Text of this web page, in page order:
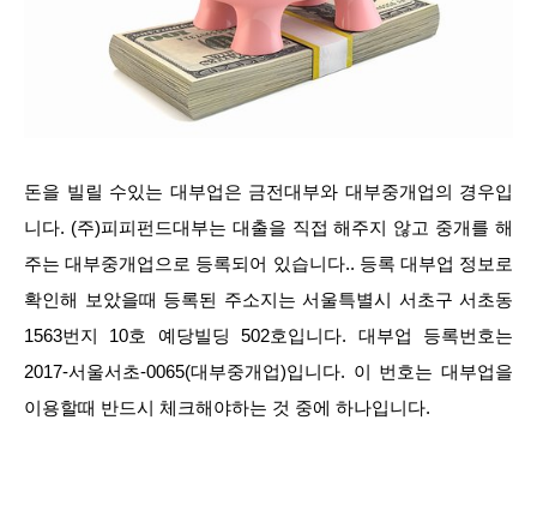
돈을 빌릴 수있는 대부업은 금전대부와 대부중개업의 경우입
니다. (주)피피펀드대부는 대출을 직접 해주지 않고 중개를 해
주는 대부중개업으로 등록되어 있습니다.. 등록 대부업 정보로
확인해 보았을때 등록된 주소지는 서울특별시 서초구 서초동
1563번지 10호 예당빌딩 502호입니다. 대부업 등록번호는
2017-서울서초-0065(대부중개업)입니다. 이 번호는 대부업을
이용할때 반드시 체크해야하는 것 중에 하나입니다.